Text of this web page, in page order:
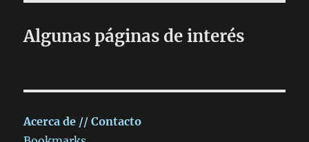
Algunas páginas de interés
Acerca de // Contacto